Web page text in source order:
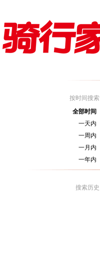
按时间搜索
全部时间
一天内
一周内
一月内
一年内
搜索历史